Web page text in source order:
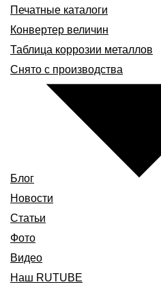
Печатные каталоги
Конвертер величин
Таблица коррозии металлов
Снято с производства
Блог
Новости
Статьи
Фото
Видео
Наш RUTUBE